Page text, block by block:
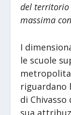
del territorio
massima
I
le scuole
riguardano
di Chivasso
sua